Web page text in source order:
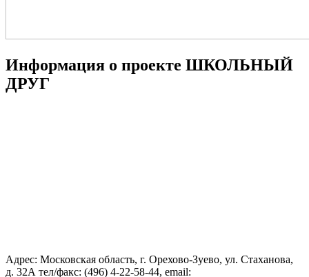
Информация о проекте ШКОЛЬНЫЙ
ДРУГ
Адрес: Московская область, г. Орехово-Зуево, ул. Стаханова,
д. 32А тел/факс: (496) 4-22-58-44, email: